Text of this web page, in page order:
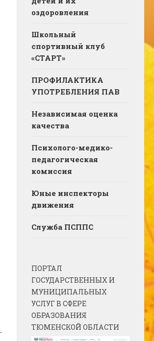
оздоровления
Школьный
спортивный клуб
«СТАРТ»
ПРОФИЛАКТИКА
УПОТРЕБЛЕНИЯ ПАВ
Независимая оценка
качества
Психолого-медико-
педагогическая
комиссия
Юные инспекторы
движения
Служба ПСППС
ПОРТАЛ
ГОСУДАРСТВЕННЫХ И
МУНИЦИПАЛЬНЫХ
УСЛУГ В СФЕРЕ
ОБРАЗОВАНИЯ
ТЮМЕНСКОЙ ОБЛАСТИ